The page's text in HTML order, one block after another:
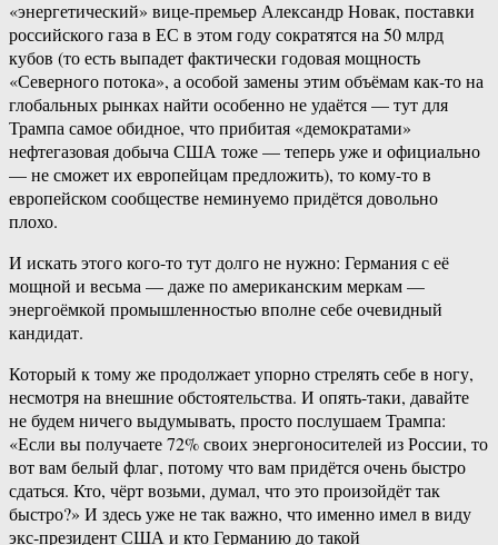
«энергетический» вице-премьер Александр Новак, поставки
российского газа в ЕС в этом году сократятся на 50 млрд
кубов (то есть выпадет фактически годовая мощность
«Северного потока», а особой замены этим объёмам как-то на
глобальных рынках найти особенно не удаётся — тут для
Трампа самое обидное, что прибитая «демократами»
нефтегазовая добыча США тоже — теперь уже и официально
— не сможет их европейцам предложить), то кому-то в
европейском сообществе неминуемо придётся довольно
плохо.
И искать этого кого-то тут долго не нужно: Германия с её
мощной и весьма — даже по американским меркам —
энергоёмкой промышленностью вполне себе очевидный
кандидат.
Который к тому же продолжает упорно стрелять себе в ногу,
несмотря на внешние обстоятельства. И опять-таки, давайте
не будем ничего выдумывать, просто послушаем Трампа:
«Если вы получаете 72% своих энергоносителей из России, то
вот вам белый флаг, потому что вам придётся очень быстро
сдаться. Кто, чёрт возьми, думал, что это произойдёт так
быстро?» И здесь уже не так важно, что именно имел в виду
экс-президент США и кто Германию до такой